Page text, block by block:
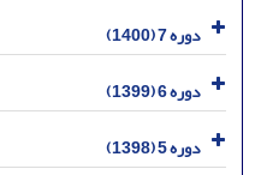
دوره 7 (1400)
دوره 6 (1399)
دوره 5 (1398)